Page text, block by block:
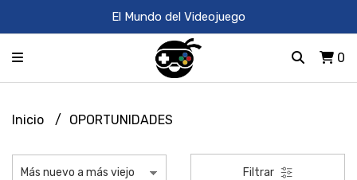
El Mundo del Videojuego
0
Inicio OPORTUNIDADES
Filtrar